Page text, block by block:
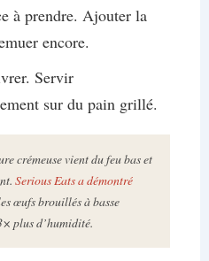
à prendre. Ajouter la
encore.
Servir
sur du pain grillé.
crémeuse vient du feu bas et
Serious Eats a démontré
œufs brouillés à basse
plus d’humidité.